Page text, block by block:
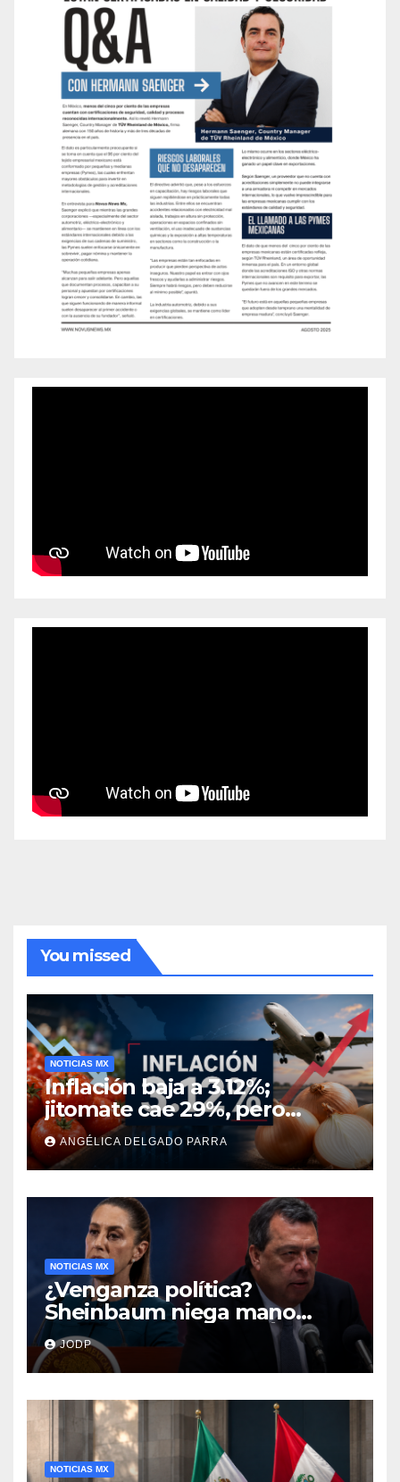
You missed
NOTICIAS MX
Inflación baja a 3.12%;
jitomate cae 29%, pero
cebolla y vuelos se
encarecen
ANGÉLICA DELGADO PARRA
NOTICIAS MX
¿Venganza política?
Sheinbaum niega mano
negra en captura de Ángel
Aguirre
JODP
NOTICIAS MX